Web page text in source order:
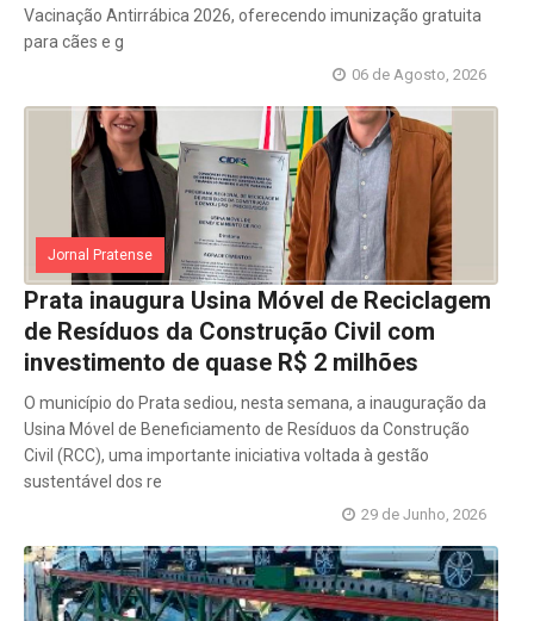
Vacinação Antirrábica 2026, oferecendo imunização gratuita
para cães e g
06 de Agosto, 2026
Jornal Pratense
Prata inaugura Usina Móvel de Reciclagem
de Resíduos da Construção Civil com
investimento de quase R$ 2 milhões
O município do Prata sediou, nesta semana, a inauguração da
Usina Móvel de Beneficiamento de Resíduos da Construção
Civil (RCC), uma importante iniciativa voltada à gestão
sustentável dos re
29 de Junho, 2026